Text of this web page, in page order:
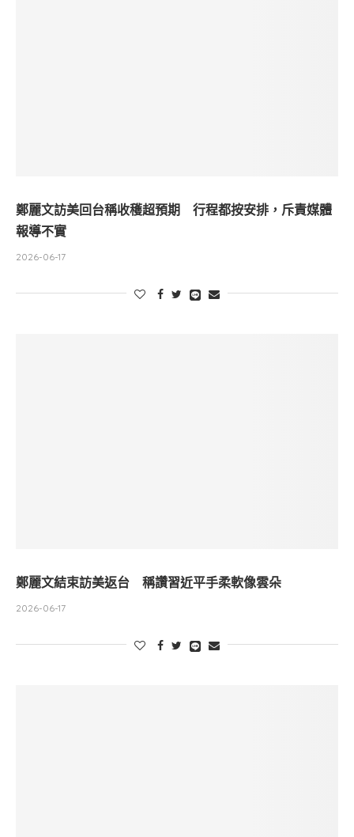
鄭麗文訪美回台稱收穫超預期 行程都按安排，斥責媒體
報導不實
2026-06-17
鄭麗文結束訪美返台 稱讚習近平手柔軟像雲朵
2026-06-17